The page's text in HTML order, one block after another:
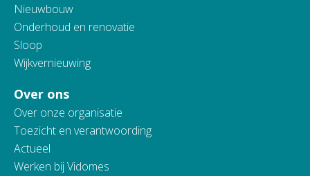
Nieuwbouw
Onderhoud en renovatie
Sloop
Wijkvernieuwing
Over ons
Over onze organisatie
Toezicht en verantwoording
Actueel
Werken bij Vidomes